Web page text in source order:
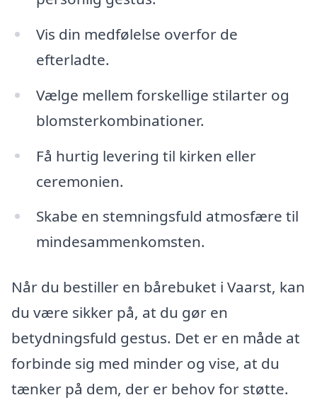
Vis din medfølelse overfor de
efterladte.
Vælge mellem forskellige stilarter og
blomsterkombinationer.
Få hurtig levering til kirken eller
ceremonien.
Skabe en stemningsfuld atmosfære til
mindesammenkomsten.
Når du bestiller en bårebuket i Vaarst, kan
du være sikker på, at du gør en
betydningsfuld gestus. Det er en måde at
forbinde sig med minder og vise, at du
tænker på dem, der er behov for støtte.